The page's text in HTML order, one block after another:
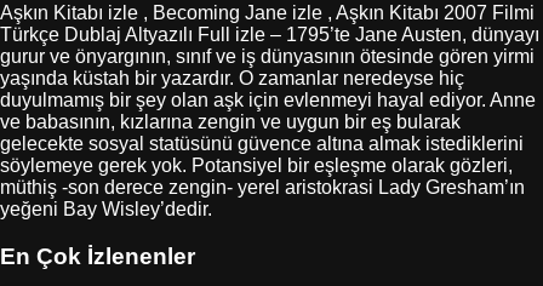
Aşkın Kitabı izle , Becoming Jane izle , Aşkın Kitabı 2007 Filmi
Türkçe Dublaj Altyazılı Full izle – 1795’te Jane Austen, dünyayı
gurur ve önyargının, sınıf ve iş dünyasının ötesinde gören yirmi
yaşında küstah bir yazardır. O zamanlar neredeyse hiç
duyulmamış bir şey olan aşk için evlenmeyi hayal ediyor. Anne
ve babasının, kızlarına zengin ve uygun bir eş bularak
gelecekte sosyal statüsünü güvence altına almak istediklerini
söylemeye gerek yok. Potansiyel bir eşleşme olarak gözleri,
müthiş -son derece zengin- yerel aristokrasi Lady Gresham’ın
yeğeni Bay Wisley’dedir.
En Çok İzlenenler